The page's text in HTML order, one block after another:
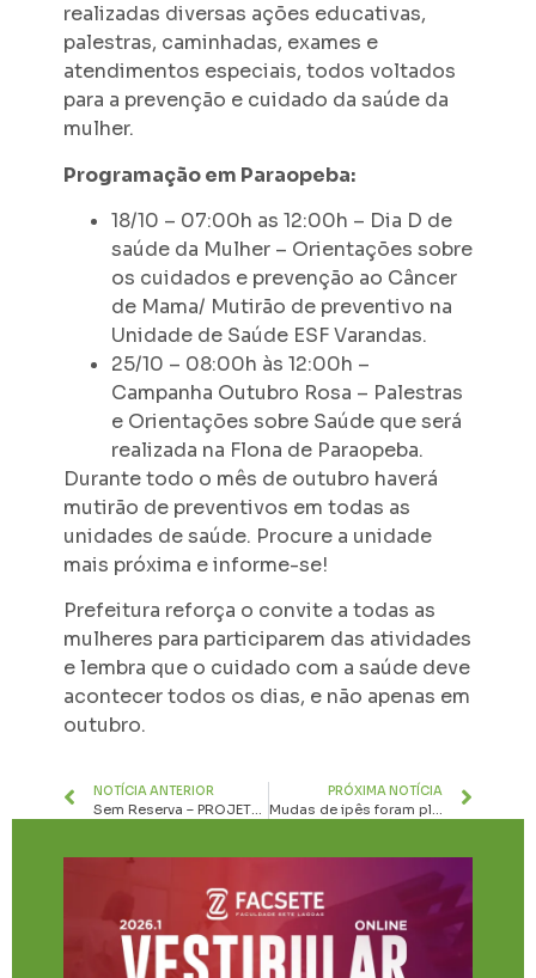
realizadas diversas ações educativas,
palestras, caminhadas, exames e
atendimentos especiais, todos voltados
para a prevenção e cuidado da saúde da
mulher.
Programação em Paraopeba:
18/10 – 07:00h as 12:00h – Dia D de
saúde da Mulher – Orientações sobre
os cuidados e prevenção ao Câncer
de Mama/ Mutirão de preventivo na
Unidade de Saúde ESF Varandas.
25/10 – 08:00h às 12:00h –
Campanha Outubro Rosa – Palestras
e Orientações sobre Saúde que será
realizada na Flona de Paraopeba.
Durante todo o mês de outubro haverá
mutirão de preventivos em todas as
unidades de saúde. Procure a unidade
mais próxima e informe-se!
Prefeitura reforça o convite a todas as
mulheres para participarem das atividades
e lembra que o cuidado com a saúde deve
acontecer todos os dias, e não apenas em
outubro.
NOTÍCIA ANTERIOR
Sem Reserva – PROJETO DO SAAE
PRÓXIMA NOTÍCIA
Mudas de ipês foram plantadas na Serra em comemoração aos 90 anos da ACI